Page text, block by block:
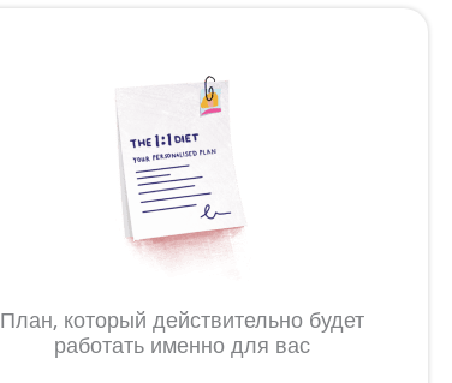
План, который действительно будет
работать именно для вас